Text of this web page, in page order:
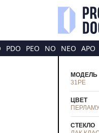
PDO PEO NO NEO APO
МОДЕЛЬ
31PE
ЦВЕТ
СТЕКЛО